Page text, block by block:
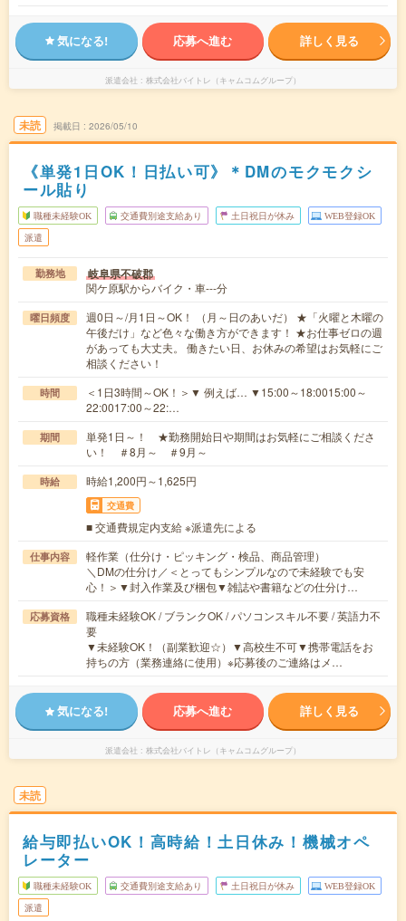
気になる! 応募へ進む 詳しく見る
派遣会社 株式会社バイトレ（キャムコムグループ）
未読 掲載日 2026/05/10
《単発1日OK！日払い可》＊DMのモクモクシ
ール貼り
職種未経験OK 交通費別途支給あり 土日祝日が休み WEB登録OK
派遣
勤務地 岐阜県不破郡
関ケ原駅からバイク・車---分
曜日頻度
週0日～/月1日～OK！ （月～日のあいだ） ★「火曜と木曜の
午後だけ」など色々な働き方ができます！ ★お仕事ゼロの週
があっても大丈夫。 働きたい日、お休みの希望はお気軽にご
相談ください！
時間
＜1日3時間～OK！＞▼ 例えば… ▼15:00～18:0015:00～
22:0017:00～22:…
期間
単発1日～！ ★勤務開始日や期間はお気軽にご相談くださ
い！ ＃8月～ ＃9月～
時給 時給1,200円～1,625円
交通費
■ 交通費規定内支給 ※派遣先による
仕事内容
軽作業（仕分け・ピッキング・検品、商品管理）
＼DMの仕分け／＜とってもシンプルなので未経験でも安
心！＞▼封入作業及び梱包▼雑誌や書籍などの仕分け…
応募資格
職種未経験OK / ブランクOK / パソコンスキル不要 / 英語力不
要
▼未経験OK！（副業歓迎☆）▼高校生不可▼携帯電話をお
持ちの方（業務連絡に使用）※応募後のご連絡はメ…
気になる! 応募へ進む 詳しく見る
派遣会社 株式会社バイトレ（キャムコムグループ）
未読
給与即払いOK！高時給！土日休み！機械オペ
レーター
職種未経験OK 交通費別途支給あり 土日祝日が休み WEB登録OK
派遣